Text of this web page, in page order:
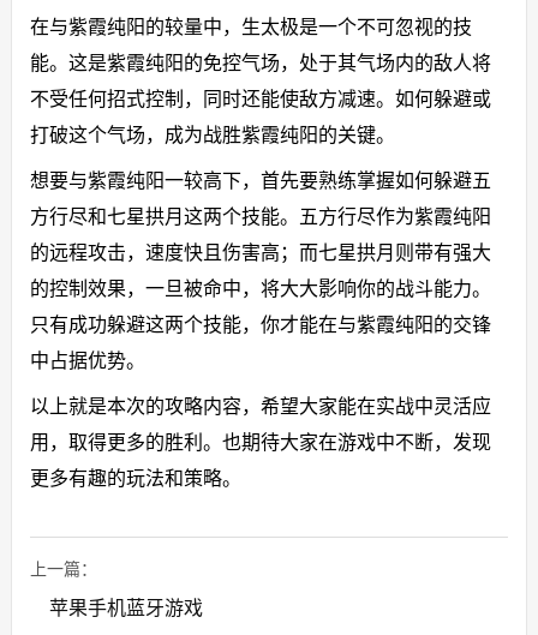
在与紫霞纯阳的较量中，生太极是一个不可忽视的技
能。这是紫霞纯阳的免控气场，处于其气场内的敌人将
不受任何招式控制，同时还能使敌方减速。如何躲避或
打破这个气场，成为战胜紫霞纯阳的关键。
想要与紫霞纯阳一较高下，首先要熟练掌握如何躲避五
方行尽和七星拱月这两个技能。五方行尽作为紫霞纯阳
的远程攻击，速度快且伤害高；而七星拱月则带有强大
的控制效果，一旦被命中，将大大影响你的战斗能力。
只有成功躲避这两个技能，你才能在与紫霞纯阳的交锋
中占据优势。
以上就是本次的攻略内容，希望大家能在实战中灵活应
用，取得更多的胜利。也期待大家在游戏中不断，发现
更多有趣的玩法和策略。
上一篇：
苹果手机蓝牙游戏